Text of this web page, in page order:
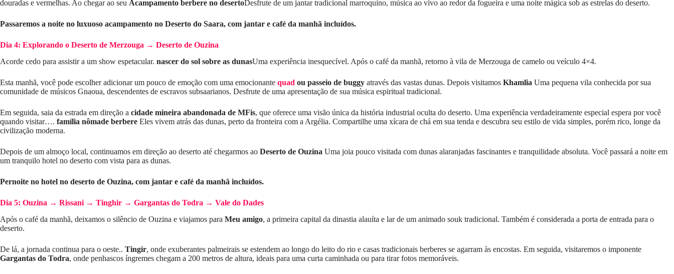
douradas e vermelhas. Ao chegar ao seu Acampamento berbere no desertoDesfrute de um jantar tradicional marroquino, música ao vivo ao redor da fogueira e uma noite mágica sob as estrelas do deserto.
Passaremos a noite no luxuoso acampamento no Deserto do Saara, com jantar e café da manhã incluídos.
Dia 4: Explorando o Deserto de Merzouga → Deserto de Ouzina
Acorde cedo para assistir a um show espetacular. nascer do sol sobre as dunasUma experiência inesquecível. Após o café da manhã, retorno à vila de Merzouga de camelo ou veículo 4×4.
Esta manhã, você pode escolher adicionar um pouco de emoção com uma emocionante quad ou passeio de buggy através das vastas dunas. Depois visitamos Khamlia Uma pequena vila conhecida por sua
comunidade de músicos Gnaoua, descendentes de escravos subsaarianos. Desfrute de uma apresentação de sua música espiritual tradicional.
Em seguida, saia da estrada em direção a cidade mineira abandonada de MFis, que oferece uma visão única da história industrial oculta do deserto. Uma experiência verdadeiramente especial espera por você
quando visitar…. família nômade berbere Eles vivem atrás das dunas, perto da fronteira com a Argélia. Compartilhe uma xícara de chá em sua tenda e descubra seu estilo de vida simples, porém rico, longe da
civilização moderna.
Depois de um almoço local, continuamos em direção ao deserto até chegarmos ao Deserto de Ouzina Uma joia pouco visitada com dunas alaranjadas fascinantes e tranquilidade absoluta. Você passará a noite em
um tranquilo hotel no deserto com vista para as dunas.
Pernoite no hotel no deserto de Ouzina, com jantar e café da manhã incluídos.
Dia 5: Ouzina → Rissani → Tinghir → Gargantas do Todra → Vale do Dades
Após o café da manhã, deixamos o silêncio de Ouzina e viajamos para Meu amigo, a primeira capital da dinastia alauíta e lar de um animado souk tradicional. Também é considerada a porta de entrada para o
deserto.
De lá, a jornada continua para o oeste.. Tingir, onde exuberantes palmeirais se estendem ao longo do leito do rio e casas tradicionais berberes se agarram às encostas. Em seguida, visitaremos o imponente
Gargantas do Todra, onde penhascos íngremes chegam a 200 metros de altura, ideais para uma curta caminhada ou para tirar fotos memoráveis.